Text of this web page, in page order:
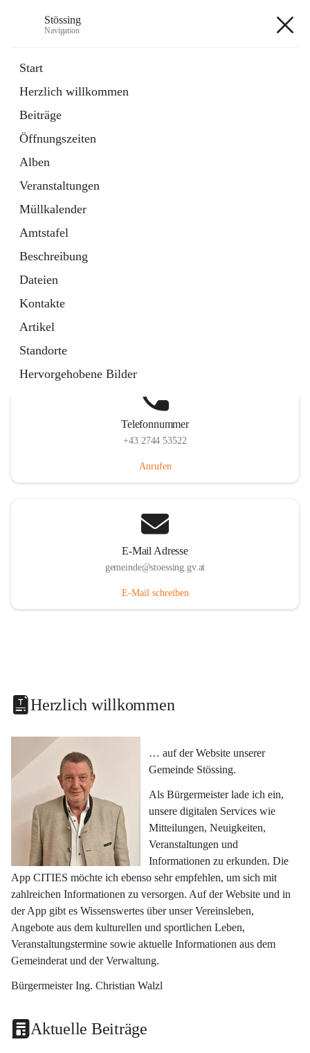
Stössing
Navigation
Start
Herzlich willkommen
Beiträge
Öffnungszeiten
Alben
Veranstaltungen
Müllkalender
Amtstafel
Beschreibung
Dateien
Kontakte
Artikel
Standorte
Hervorgehobene Bilder
Datei
in
Tab
Kindergarten
öffnet
in
neuem
Tab
Telefonnummer
+43 2744 53522
Anrufen
E-Mail Adresse
gemeinde@stoessing.gv.at
E-Mail schreiben
Herzlich willkommen
… auf der Website unserer
Gemeinde Stössing.
Als Bürgermeister lade ich ein,
unsere digitalen Services wie
Mitteilungen, Neuigkeiten,
Veranstaltungen und
Informationen zu erkunden. Die
App CITIES möchte ich ebenso sehr empfehlen, um sich mit
zahlreichen Informationen zu versorgen. Auf der Website und in
der App gibt es Wissenswertes über unser Vereinsleben,
Angebote aus dem kulturellen und sportlichen Leben,
Veranstaltungstermine sowie aktuelle Informationen aus dem
Gemeinderat und der Verwaltung.
Bürgermeister Ing. Christian Walzl
Aktuelle Beiträge